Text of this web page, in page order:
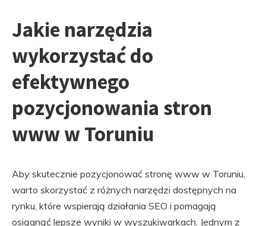
Jakie narzędzia
wykorzystać do
efektywnego
pozycjonowania stron
www w Toruniu
Aby skutecznie pozycjonować stronę www w Toruniu,
warto skorzystać z różnych narzędzi dostępnych na
rynku, które wspierają działania SEO i pomagają
osiągnąć lepsze wyniki w wyszukiwarkach. Jednym z